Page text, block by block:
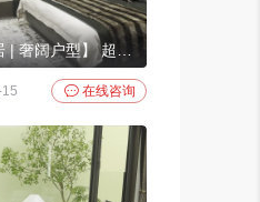
 在线咨询